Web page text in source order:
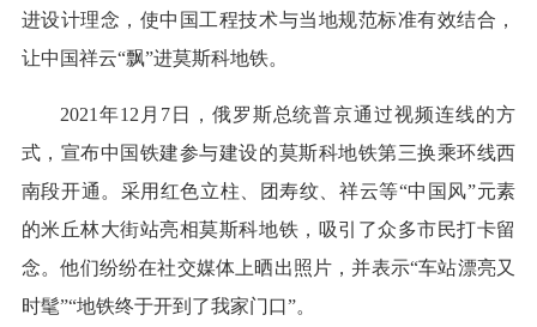
进设计理念，使中国工程技术与当地规范标准有效结合，
让中国祥云“飘”进莫斯科地铁。
2021年12月7日，俄罗斯总统普京通过视频连线的方
式，宣布中国铁建参与建设的莫斯科地铁第三换乘环线西
南段开通。采用红色立柱、团寿纹、祥云等“中国风”元素
的米丘林大街站亮相莫斯科地铁，吸引了众多市民打卡留
念。他们纷纷在社交媒体上晒出照片，并表示“车站漂亮又
时髦”“地铁终于开到了我家门口”。